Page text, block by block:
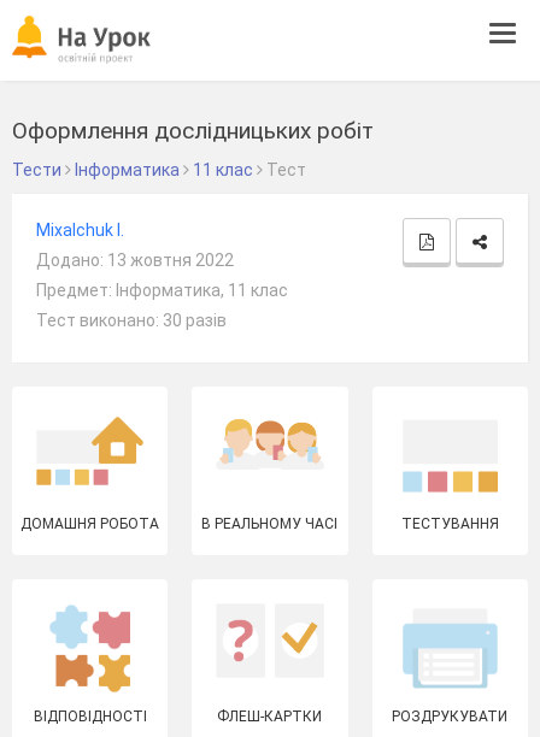
Оформлення дослідницьких робіт
Тести Інформатика 11 клас Тест
Mixalchuk I.
Додано: 13 жовтня 2022
Предмет: Інформатика, 11 клас
Тест виконано: 30 разів
ДОМАШНЯ РОБОТА В РЕАЛЬНОМУ ЧАСІ ТЕСТУВАННЯ
ВІДПОВІДНОСТІ ФЛЕШ-КАРТКИ РОЗДРУКУВАТИ